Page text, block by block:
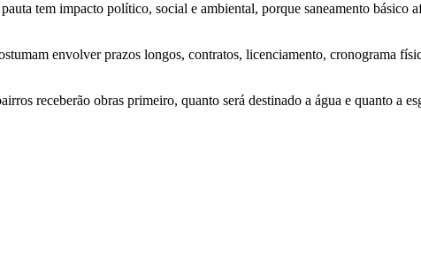
tem impacto político, social e ambiental, porque saneamento básico
envolver prazos longos, contratos, licenciamento, cronograma
receberão obras primeiro, quanto será destinado a água e quanto a